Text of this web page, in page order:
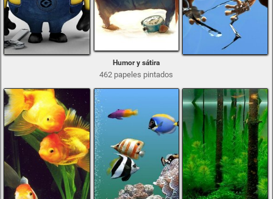
Humor y sátira
462 papeles pintados